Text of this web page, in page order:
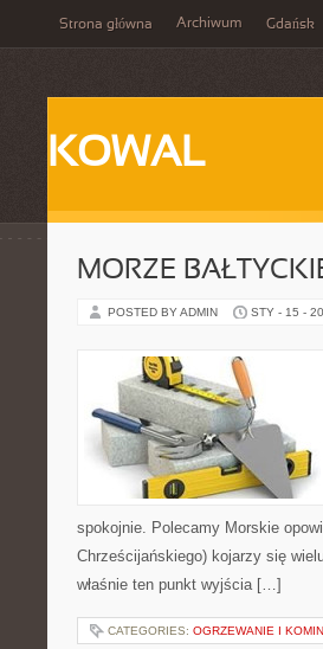
Strona główna Archiwum Gdańsk
KOWAL
MORZE
POSTED BY ADMIN STY - 15 -
spokojnie. Polecamy Morskie
Chrześcijańskiego) kojarzy się
właśnie ten punkt wyjścia […]
CATEGORIES: OGRZEWANIE I